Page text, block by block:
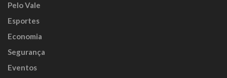
Pelo Vale
Esportes
Economia
Segurança
Eventos